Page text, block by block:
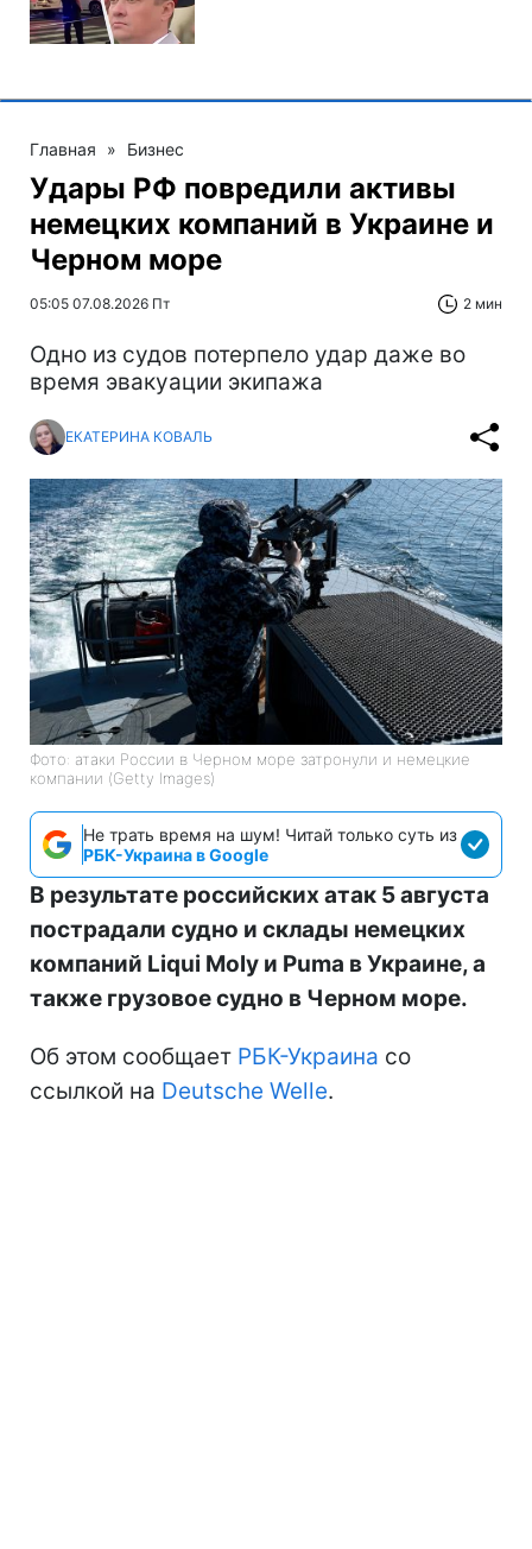
Главная » Бизнес
Удары РФ повредили активы
немецких компаний в Украине и
Черном море
05:05 07.08.2026 Пт 2 мин
Одно из судов потерпело удар даже во
время эвакуации экипажа
ЕКАТЕРИНА КОВАЛЬ
Фото: атаки России в Черном море затронули и немецкие
компании (Getty Images)
Не трать время на шум! Читай только суть из
РБК-Украина в Google
В результате российских атак 5 августа
пострадали судно и склады немецких
компаний Liqui Moly и Puma в Украине, а
также грузовое судно в Черном море.
Об этом сообщает РБК-Украина со
ссылкой на Deutsche Welle.